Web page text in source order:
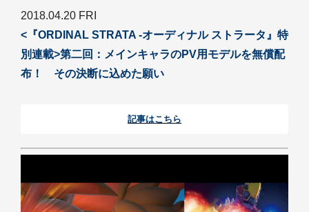
2018.04.20 FRI
<『ORDINAL STRATA -オーディナル ストラータ』特
別連載>第二回：メインキャラのPV用モデルを無償配
布！ その決断に込めた願い
記事はこちら